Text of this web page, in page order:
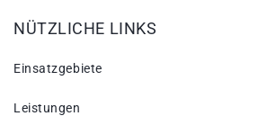
NÜTZLICHE LINKS
Einsatzgebiete
Leistungen